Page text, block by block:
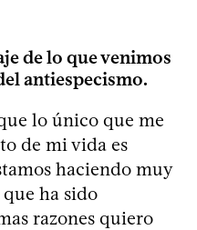
de lo que venimos
antiespecismo.
lo único que me
de mi vida es
haciendo muy
que ha sido
razones quiero